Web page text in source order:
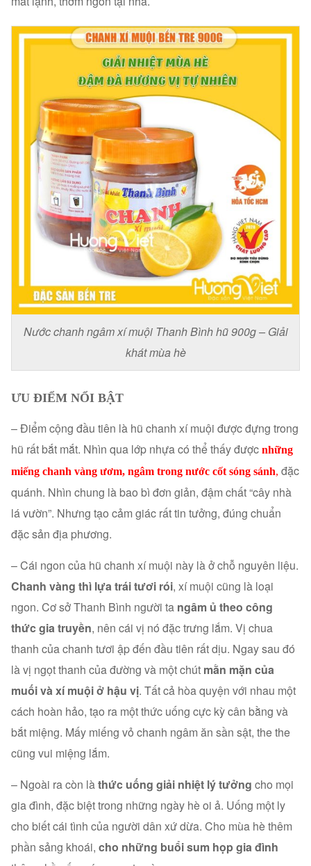
Nước chanh ngâm xí muội Thanh Bình hũ 900g – Giải
khát mùa hè
ƯU ĐIỂM NỔI BẬT
– Điểm cộng đầu tiên là hũ chanh xí muội được đựng trong
hũ rất bắt mắt. Nhìn qua lớp nhựa có thể thấy được những
miếng chanh vàng ươm, ngâm trong nước cốt sóng sánh, đặc
quánh. Nhìn chung là bao bì đơn giản, đậm chất “cây nhà
lá vườn”. Nhưng tạo cảm giác rất tin tưởng, đúng chuẩn
đặc sản địa phương.
– Cái ngon của hũ chanh xí muội này là ở chỗ nguyên liệu.
Chanh vàng thì lựa trái tươi rói, xí muội cũng là loại
ngon. Cơ sở Thanh Bình người ta ngâm ủ theo công
thức gia truyền, nên cái vị nó đặc trưng lắm. Vị chua
thanh của chanh tươi ập đến đầu tiên rất dịu. Ngay sau đó
là vị ngọt thanh của đường và một chút mằn mặn của
muối và xí muội ở hậu vị. Tất cả hòa quyện với nhau một
cách hoàn hảo, tạo ra một thức uống cực kỳ cân bằng và
bắt miệng. Mấy miếng vỏ chanh ngâm ăn sần sật, the the
cũng vui miệng lắm.
– Ngoài ra còn làthức uống giải nhiệt lý tưởng cho mọi
gia đình, đặc biệt trong những ngày hè oi ả. Uống một ly
cho biết cái tình của người dân xứ dừa. Cho mùa hè thêm
phần sảng khoái, cho những buổi sum họp gia đình